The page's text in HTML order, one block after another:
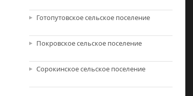
Готопутовское сельское поселение
Покровское сельское поселение
Сорокинское сельское поселение